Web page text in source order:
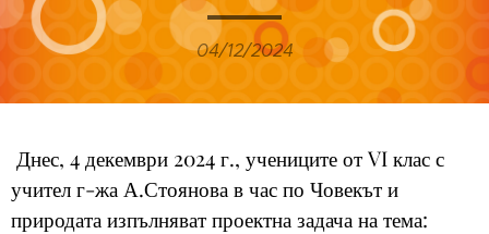
04/12/2024
Днес, 4 декември 2024 г., учениците от VI клас с
учител г-жа А.Стоянова в час по Човекът и
природата изпълняват проектна задача на тема: